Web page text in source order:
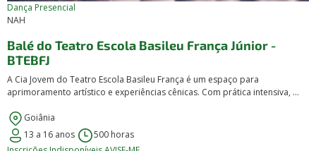
Dança Presencial
NAH
Balé do Teatro Escola Basileu França Júnior -
BTEBFJ
A Cia Jovem do Teatro Escola Basileu França é um espaço para
aprimoramento artístico e experiências cênicas. Com prática intensiva, ...
Goiânia
13 a 16 anos
500 horas